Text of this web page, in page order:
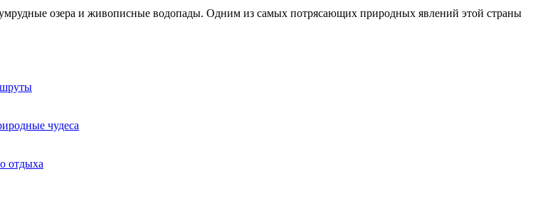
озера и живописные водопады. Одним из самых потрясающих природных явлений этой страны
чудеса
отдыха